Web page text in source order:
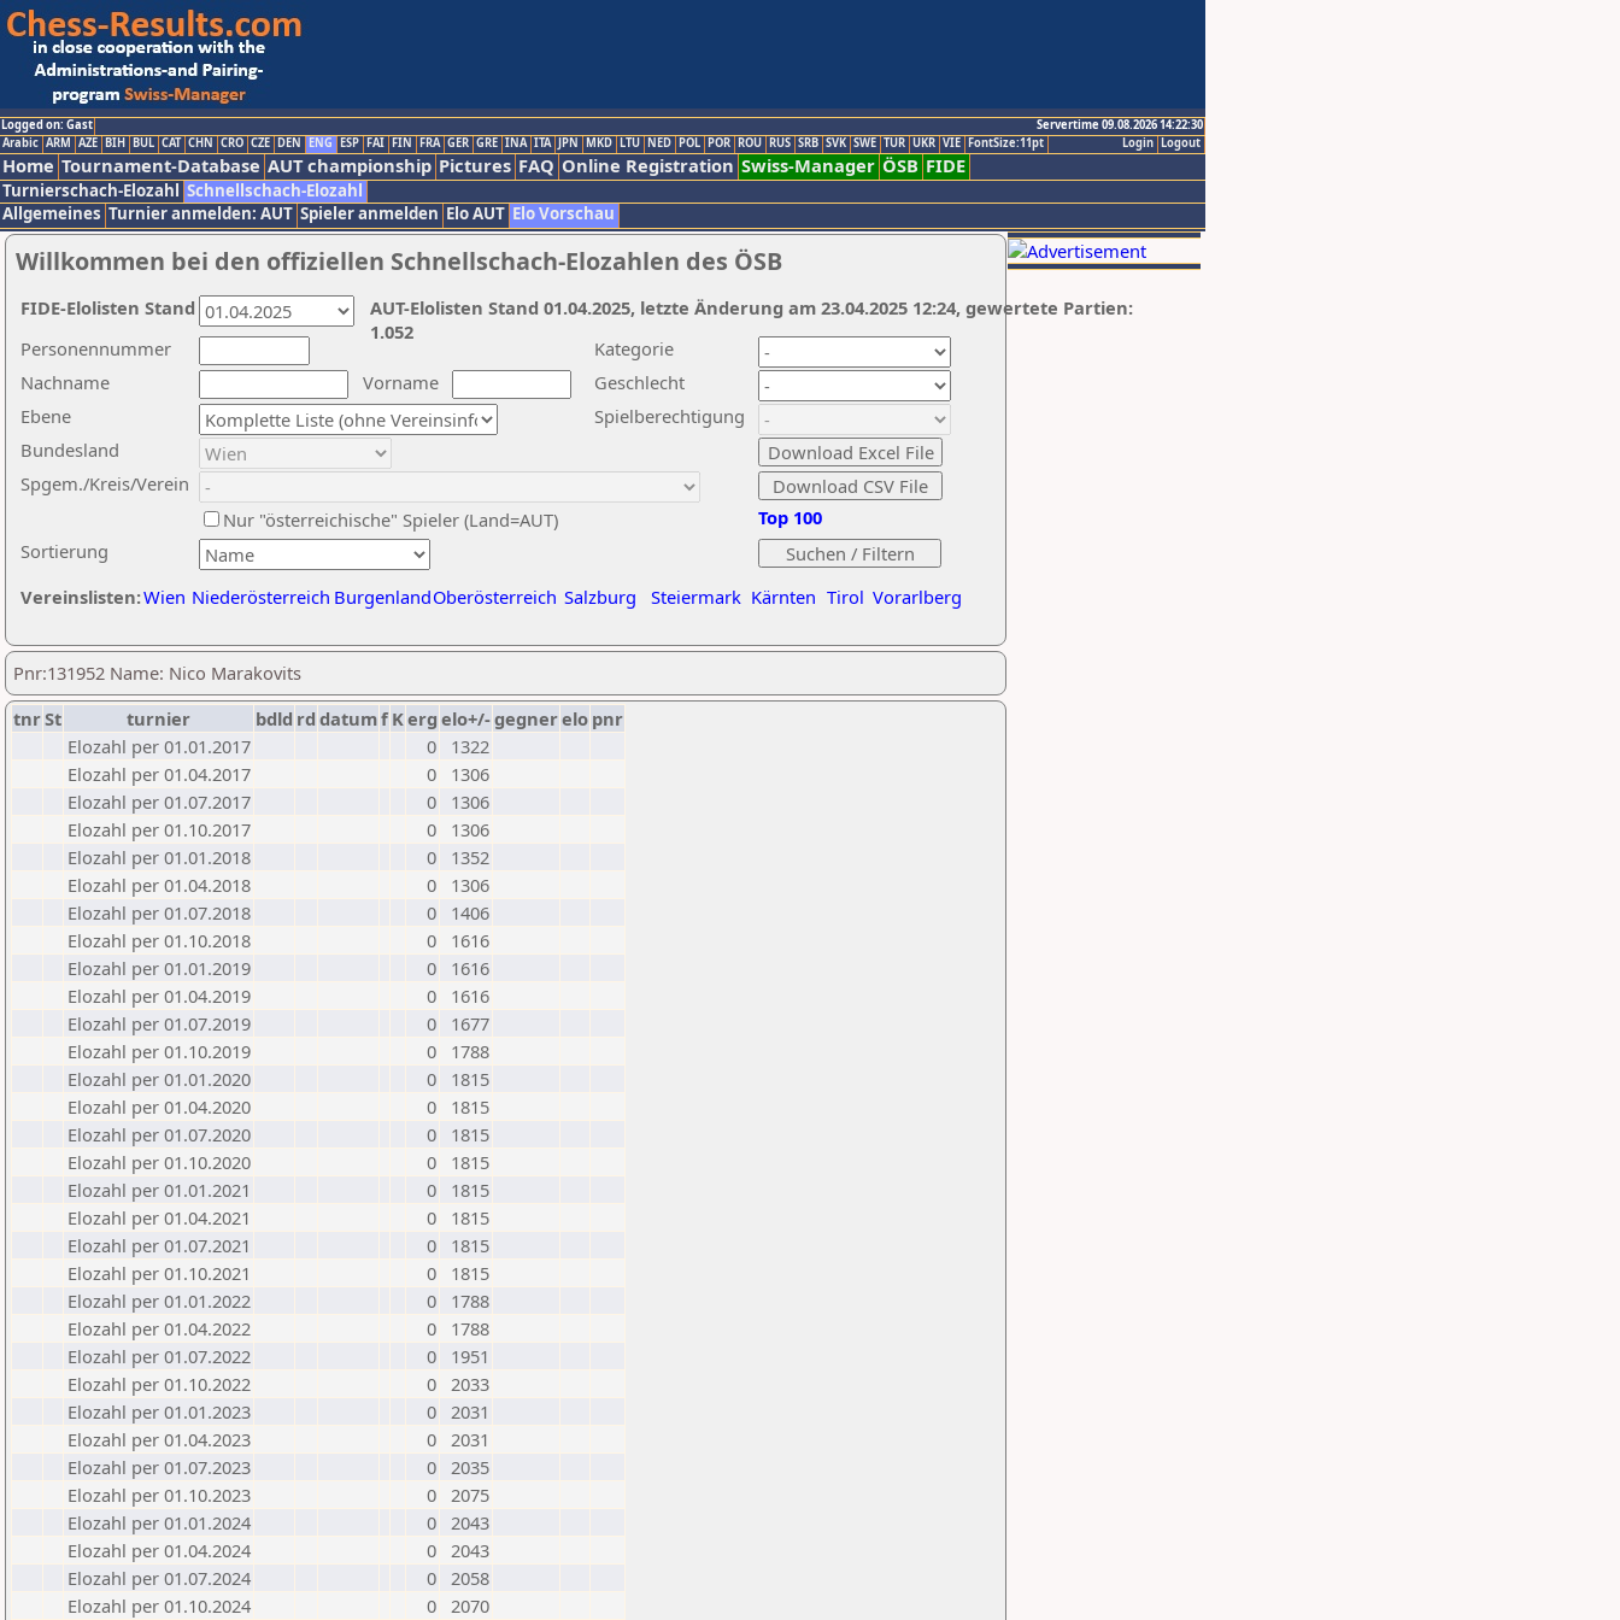
Logged on: Gast
Servertime 09.08.2026 14:22:30
Logout
Login
Arabic ARM AZE BIH BUL CAT CHN CRO CZE DEN ENG ESP FAI FIN FRA GER GRE INA ITA JPN MKD LTU NED POL POR ROU RUS SRB SVK SWE TUR UKR VIE FontSize:11pt
Home Tournament-Database AUT championship Pictures FAQ Online Registration Swiss-Manager ÖSB FIDE
Turnierschach-Elozahl Schnellschach-Elozahl
Allgemeines Turnier anmelden: AUT Spieler anmelden Elo AUT Elo Vorschau
Willkommen bei den offiziellen Schnellschach-Elozahlen des ÖSB
Nachname
Vorname
Ebene
Kategorie
Sortierung
Personennummer
Bundesland
Spgem./Kreis/Verein
Geschlecht
Nur "österreichische" Spieler (Land=AUT)
Spielberechtigung
Vereinslisten:Wien Niederösterreich BurgenlandOberösterreich Salzburg Steiermark Kärnten Tirol Vorarlberg
Top 100
AUT-Elolisten Stand 01.04.2025, letzte Änderung am 23.04.2025 12:24, gewertete Partien:
1.052
FIDE-Elolisten Stand
Pnr:131952 Name: Nico Marakovits
tnrSt turnier bdld rd datumf Kerg elo+/-gegnerelo pnr
Elozahl per 01.01.2017
0
1322
Elozahl per 01.04.2017
0
1306
Elozahl per 01.07.2017
0
1306
Elozahl per 01.10.2017
0
1306
Elozahl per 01.01.2018
0
1352
Elozahl per 01.04.2018
0
1306
Elozahl per 01.07.2018
0
1406
Elozahl per 01.10.2018
0
1616
Elozahl per 01.01.2019
0
1616
Elozahl per 01.04.2019
0
1616
Elozahl per 01.07.2019
0
1677
Elozahl per 01.10.2019
0
1788
Elozahl per 01.01.2020
0
1815
Elozahl per 01.04.2020
0
1815
Elozahl per 01.07.2020
0
1815
Elozahl per 01.10.2020
0
1815
Elozahl per 01.01.2021
0
1815
Elozahl per 01.04.2021
0
1815
Elozahl per 01.07.2021
0
1815
Elozahl per 01.10.2021
0
1815
Elozahl per 01.01.2022
0
1788
Elozahl per 01.04.2022
0
1788
Elozahl per 01.07.2022
0
1951
Elozahl per 01.10.2022
0 2033
Elozahl per 01.01.2023
0 2031
Elozahl per 01.04.2023
0 2031
Elozahl per 01.07.2023
0 2035
Elozahl per 01.10.2023
0 2075
Elozahl per 01.01.2024
0 2043
Elozahl per 01.04.2024
0 2043
Elozahl per 01.07.2024
0 2058
Elozahl per 01.10.2024
0 2070